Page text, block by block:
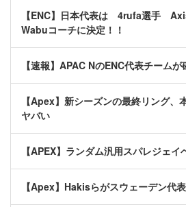
【ENC】日本代表は 4rufa選手
Wabuコーチに決定！！
【速報】APAC NのENC代表チームが
【Apex】新シーズンの最終リング、
ヤバい
【APEX】ランダム汎用スパレジェ
【Apex】Hakisらがスウェーデン代